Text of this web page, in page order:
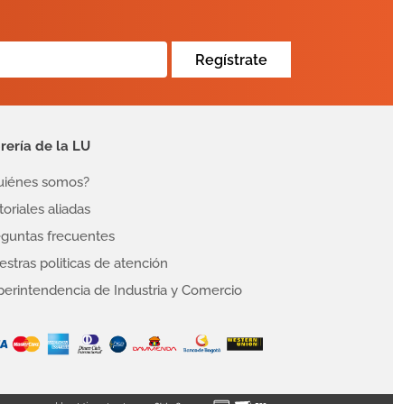
Regístrate
de la LU
somos?
aliadas
frecuentes
politicas de atención
de Industria y Comercio